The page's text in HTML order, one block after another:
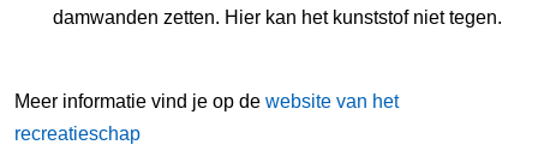
damwanden zetten. Hier kan het kunststof niet tegen.
Meer informatie vind je op de website van het
recreatieschap